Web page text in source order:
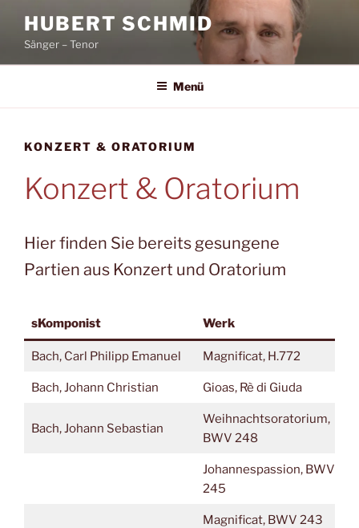
Inhalt
springen
HUBERT SCHMID
Sänger – Tenor
Menü
KONZERT & ORATORIUM
Konzert & Oratorium
Hier finden Sie bereits gesungene
Partien aus Konzert und Oratorium
sKomponist Werk
Bach, Carl Philipp Emanuel Magnificat, H.772
Bach, Johann Christian Gioas, Rè di Giuda
Bach, Johann Sebastian
Weihnachtsoratorium,
BWV 248
Johannespassion, BWV
245
Magnificat, BWV 243